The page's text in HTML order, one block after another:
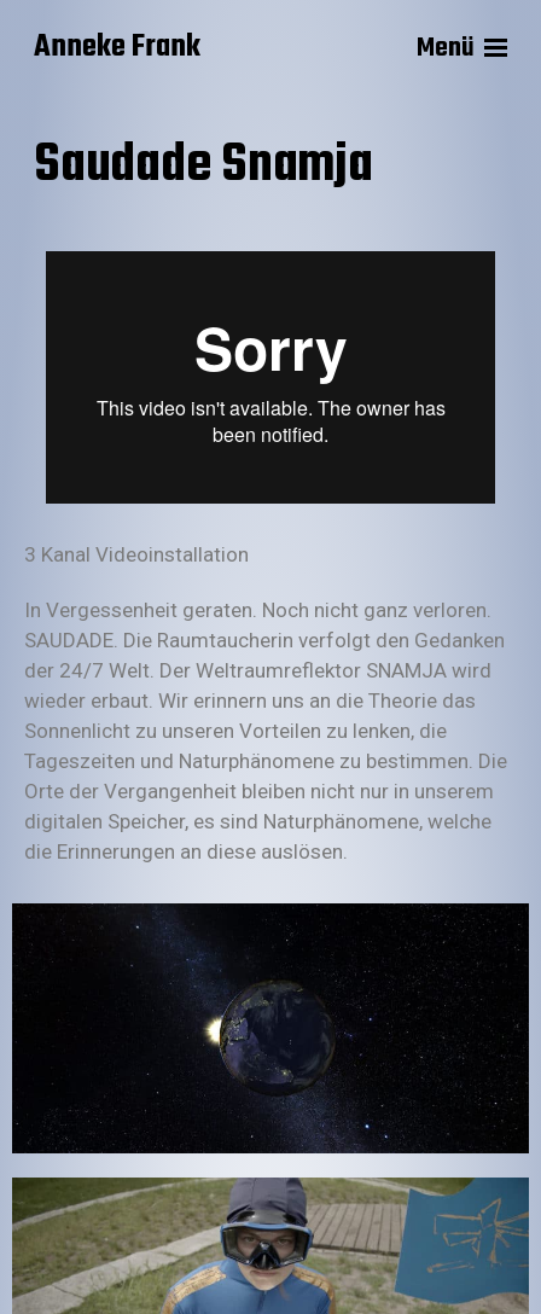
Anneke Frank Menü
Saudade Snamja
3 Kanal Videoinstallation
In Vergessenheit geraten. Noch nicht ganz verloren.
SAUDADE. Die Raumtaucherin verfolgt den Gedanken
der 24/7 Welt. Der Weltraumreflektor SNAMJA wird
wieder erbaut. Wir erinnern uns an die Theorie das
Sonnenlicht zu unseren Vorteilen zu lenken, die
Tageszeiten und Naturphänomene zu bestimmen. Die
Orte der Vergangenheit bleiben nicht nur in unserem
digitalen Speicher, es sind Naturphänomene, welche
die Erinnerungen an diese auslösen.